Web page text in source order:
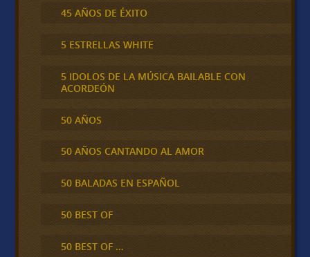
45 AÑOS DE ÉXITO
5 ESTRELLAS WHITE
5 IDOLOS DE LA MÚSICA BAILABLE CON
ACORDEÓN
50 AÑOS
50 AÑOS CANTANDO AL AMOR
50 BALADAS EN ESPAÑOL
50 BEST OF
50 BEST OF …